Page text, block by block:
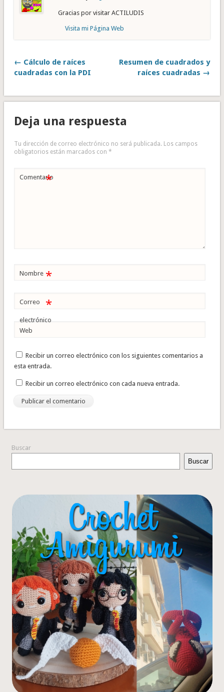
Gracias por visitar ACTILUDIS
Visita mi Página Web
← Cálculo de raíces
cuadradas con la PDI
Resumen de cuadrados y
raíces cuadradas →
Deja una respuesta
Tu dirección de correo electrónico no será publicada. Los campos
obligatorios están marcados con *
Comentario
*
Nombre *
Correo
electrónico
*
Web
Recibir un correo electrónico con los siguientes comentarios a
esta entrada.
Recibir un correo electrónico con cada nueva entrada.
Buscar
Buscar